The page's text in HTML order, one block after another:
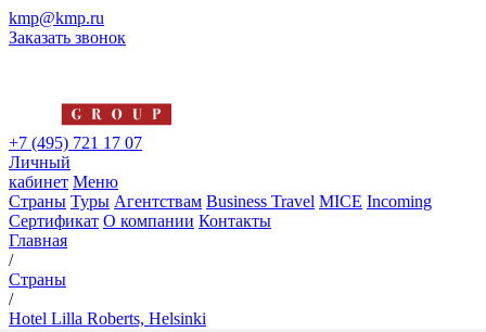
kmp@kmp.ru
Заказать звонок
+7 (495) 721 17 07
Личный
кабинет Меню
Страны Туры Агентствам Business Travel MICE Incoming
Сертификат О компании Контакты
Главная
/
Страны
/
Hotel Lilla Roberts, Helsinki